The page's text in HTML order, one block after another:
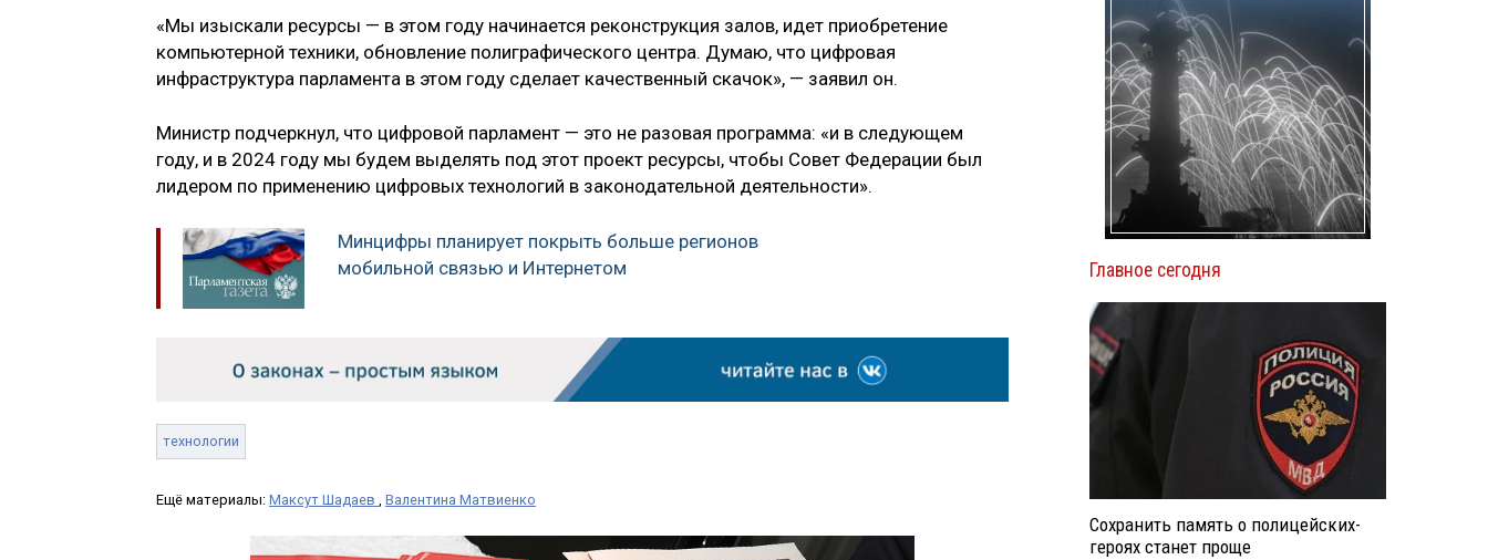
«Мы изыскали ресурсы — в этом году начинается реконструкция залов, идет приобретение
компьютерной техники, обновление полиграфического центра. Думаю, что цифровая
инфраструктура парламента в этом году сделает качественный скачок», — заявил он.
Министр подчеркнул, что цифровой парламент — это не разовая программа: «и в следующем
году, и в 2024 году мы будем выделять под этот проект ресурсы, чтобы Совет Федерации был
лидером по применению цифровых технологий в законодательной деятельности».
Минцифры планирует покрыть больше регионов
мобильной связью и Интернетом
технологии
Ещё материалы: Максут Шадаев Валентина Матвиенко
Главное сегодня
Сохранить память о полицейских-
героях станет проще